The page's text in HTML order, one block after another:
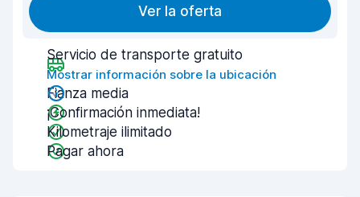
Ver la oferta
Servicio de transporte gratuito
Mostrar información sobre la ubicación
Fianza media
¡Confirmación inmediata!
Kilometraje ilimitado
Pagar ahora